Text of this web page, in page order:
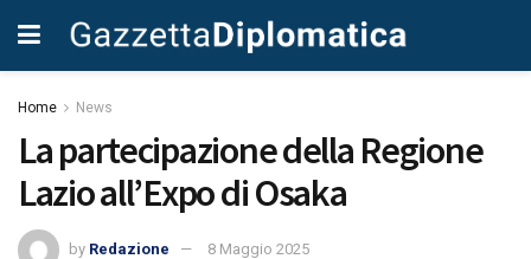
Home News
La partecipazione della Regione
Lazio all’Expo di Osaka
by Redazione 8 Maggio 2025